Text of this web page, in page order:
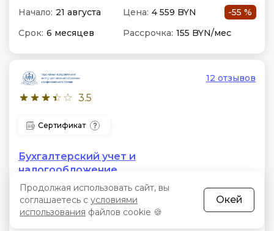
Начало: 21 августа Цена: 4 559 BYN
-55 %
Срок: 6 месяцев Рассрочка: 155 BYN/мес
3.5
12 отзывов
Сертификат
Бухгалтерский учет и
налогообложение
Формат:Видеоуроки в записи, онлайн-уроки,
тестирование, дополнительные материалы,
мобильное приложение
Продолжая использовать сайт, вы
соглашаетесь с условиями
использования файлов cookie 🍪
Окей